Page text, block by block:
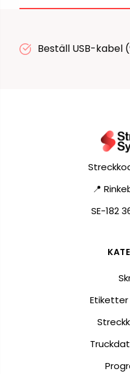
Beställ USB-kabel
📍
SE-182